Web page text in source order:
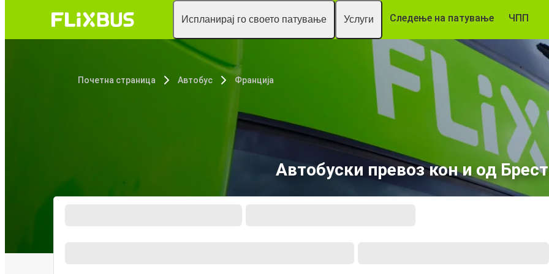
Испланирај го своето патување Услуги Следење на патување ЧПП
Почетна страница Автобус Франција
Автобуски превоз кон и од Брест